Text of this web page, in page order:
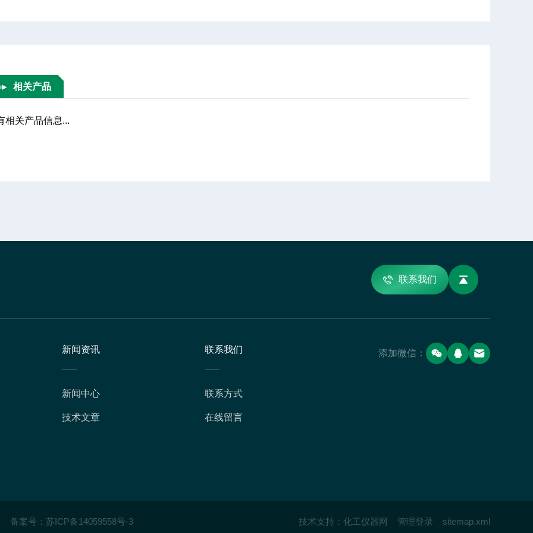
相关产品
相关产品信息...
联系我们
新闻资讯
新闻中心
技术文章
联系我们
联系方式
在线留言
添加微信：
备案号： 苏ICP备14059558号-3 技术支持： 化工仪器网 管理登录 sitemap.xml